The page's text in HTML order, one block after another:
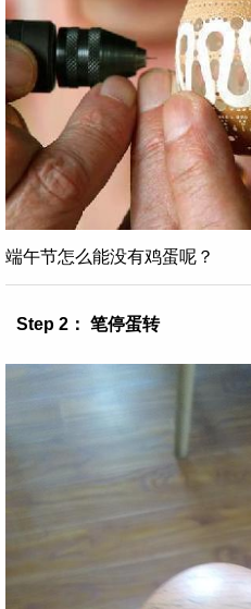
端午节怎么能没有鸡蛋呢？
Step 2： 笔停蛋转